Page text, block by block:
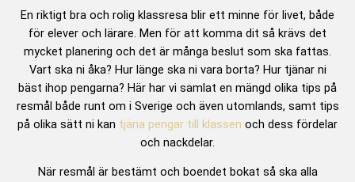
En riktigt bra och rolig klassresa blir ett minne för livet, både
för elever och lärare. Men för att komma dit så krävs det
mycket planering och det är många beslut som ska fattas.
Vart ska ni åka? Hur länge ska ni vara borta? Hur tjänar ni
bäst ihop pengarna? Här har vi samlat en mängd olika tips på
resmål både runt om i Sverige och även utomlands, samt tips
på olika sätt ni kan tjäna pengar till klassen och dess fördelar
och nackdelar.
När resmål är bestämt och boendet bokat så ska alla